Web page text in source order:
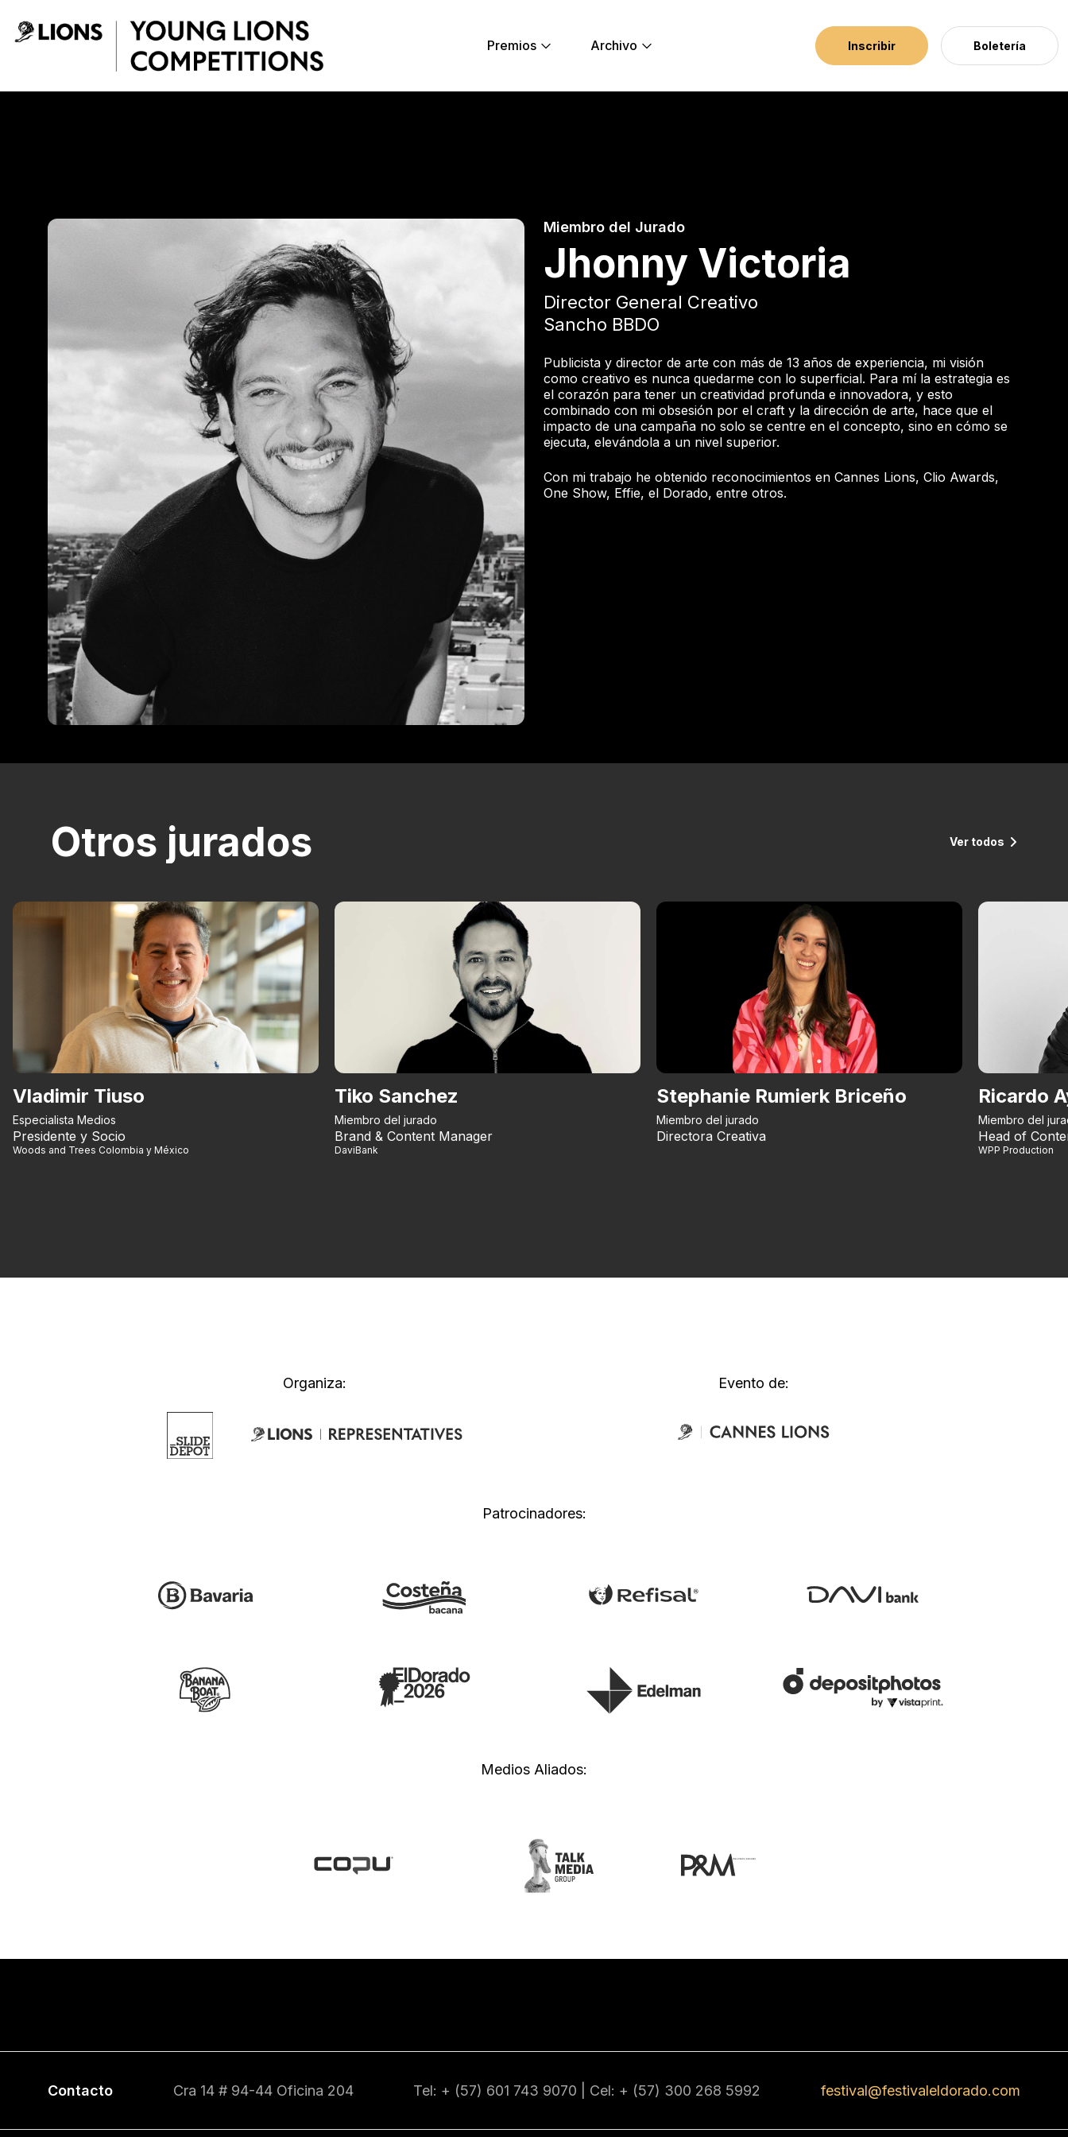
Premios
Archivo Inscribir Boletería
Miembro del Jurado
Jhonny Victoria
Director General Creativo
Sancho BBDO
Publicista y director de arte con más de 13 años de experiencia, mi visión
como creativo es nunca quedarme con lo superficial. Para mí la estrategia es
el corazón para tener un creatividad profunda e innovadora, y esto
combinado con mi obsesión por el craft y la dirección de arte, hace que el
impacto de una campaña no solo se centre en el concepto, sino en cómo se
ejecuta, elevándola a un nivel superior.
Con mi trabajo he obtenido reconocimientos en Cannes Lions, Clio Awards,
One Show, Effie, el Dorado, entre otros.
Otros jurados Ver todos
Vladimir Tiuso
Especialista Medios
Presidente y Socio
Woods and Trees Colombia y México
Tiko Sanchez
Miembro del jurado
Brand & Content Manager
DaviBank
Stephanie Rumierk Briceño
Miembro del jurado
Directora Creativa
Ricardo
Miembro del
Head of
WPP Production
Organiza: Evento de:
Patrocinadores:
Medios Aliados:
Contacto Cra 14 # 94-44 Oficina 204 Tel: + (57) 601 743 9070 | Cel: + (57) 300 268 5992 festival@festivaleldorado.com